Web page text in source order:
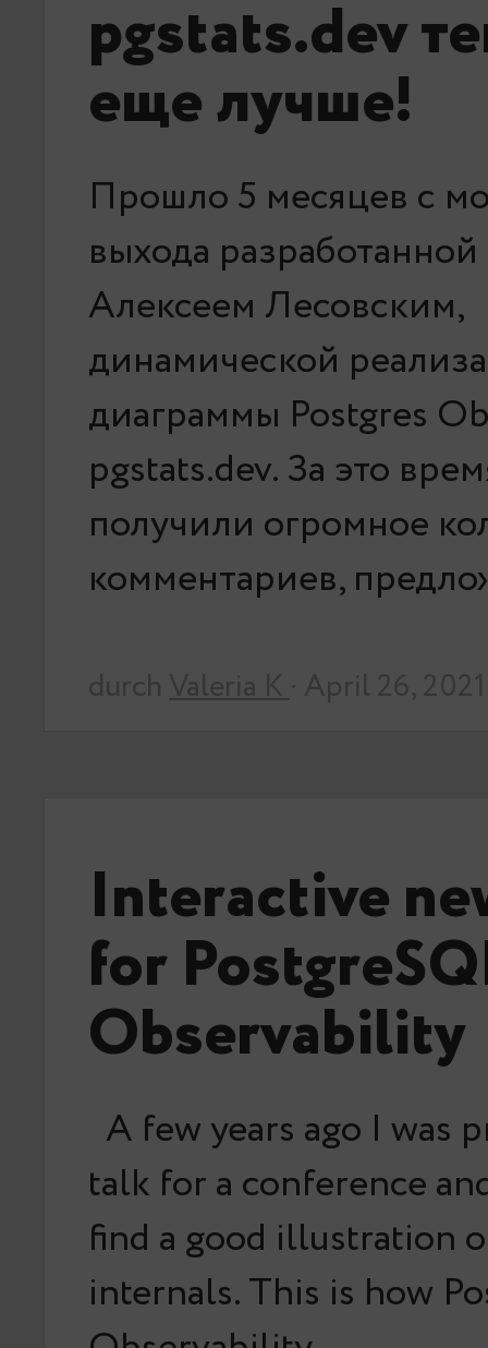
pgstats.dev
еще лучше!
Прошло 5 месяцев с
выхода
Алексеем Лесовским,
динамической
диаграммы Postgres
pgstats.dev. За это
получили огромное
комментариев,
Interactive
for
Observability
A few years ago I was
talk for a conference
find a good illustration
internals. This is how